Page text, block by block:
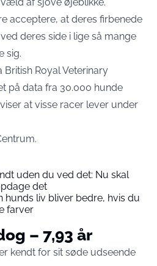
acceptere, at deres firbenede
deres side i lige så mange
sig.
Royal Veterinary
på data fra 30.000 hunde
at visse racer lever under
.
uden du ved det: Nu skal
det
hunds liv bliver bedre, hvis du
farver
– 7,93 år
kendt for sit søde udseende